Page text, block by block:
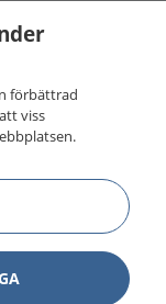
Visa
förbättrad
viss